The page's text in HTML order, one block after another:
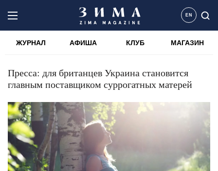
EN
ЖУРНАЛ АФИША КЛУБ МАГАЗИН
Пресса: для британцев Украина становится
главным поставщиком суррогатных матерей